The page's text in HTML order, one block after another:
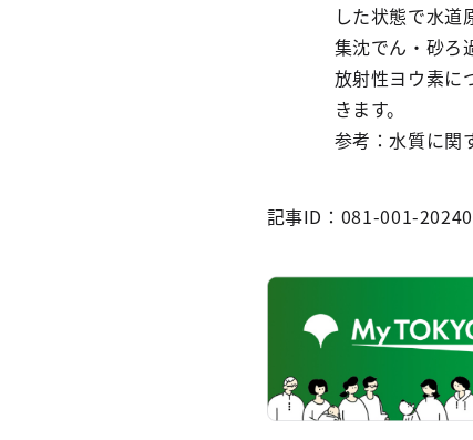
した状態で水
集沈でん・砂ろ
放射性ヨウ素に
きます。
参考：水質に関
記事ID：081-001-